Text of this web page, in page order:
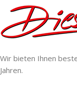
Wir bieten Ihnen
Jahren.